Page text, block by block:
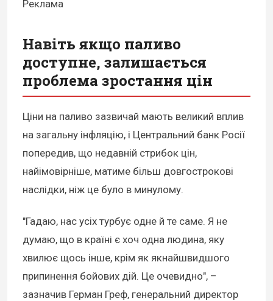
Реклама
Навіть якщо паливо
доступне, залишається
проблема зростання цін
Ціни на паливо зазвичай мають великий вплив
на загальну інфляцію, і Центральний банк Росії
попередив, що недавній стрибок цін,
найімовірніше, матиме більш довгострокові
наслідки, ніж це було в минулому.
"Гадаю, нас усіх турбує одне й те саме. Я не
думаю, що в країні є хоч одна людина, яку
хвилює щось інше, крім як якнайшвидшого
припинення бойових дій. Це очевидно", –
зазначив Герман Греф, генеральний директор